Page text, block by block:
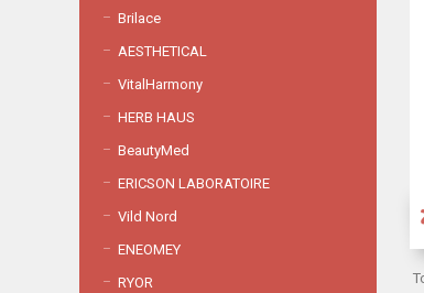
Brilace
AESTHETICAL
VitalHarmony
HERB HAUS
BeautyMed
ERICSON LABORATOIRE
Vild Nord
ENEOMEY
RYOR